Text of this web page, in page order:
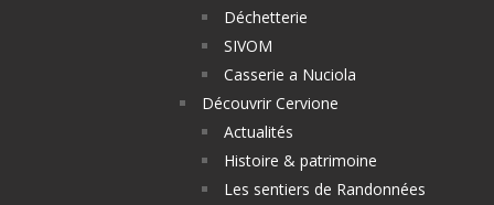
Déchetterie
SIVOM
Casserie a Nuciola
Découvrir Cervione
Actualités
Histoire & patrimoine
Les sentiers de Randonnées